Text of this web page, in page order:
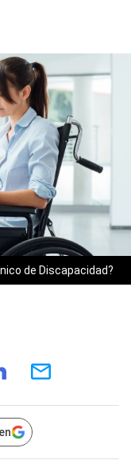
de Discapacidad?